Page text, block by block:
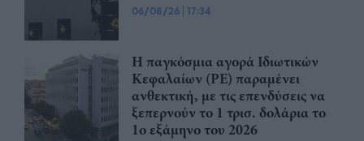
06/08/26 | 17:34
Η παγκόσμια αγορά Ιδιωτικών
Κεφαλαίων (PE) παραμένει
ανθεκτική, με τις επενδύσεις να
ξεπερνούν το 1 τρισ. δολάρια το
1ο εξάμηνο του 2026